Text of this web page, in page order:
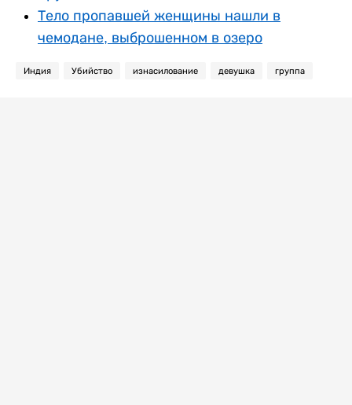
Тело пропавшей женщины нашли в
чемодане, выброшенном в озеро
Индия Убийство изнасилование девушка группа